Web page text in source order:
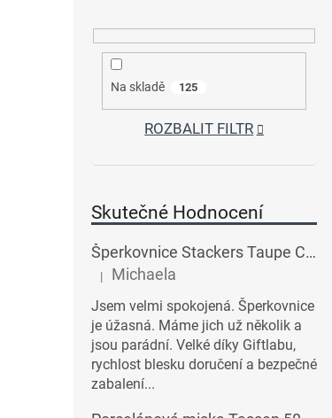
Na skladě 125
ROZBALIT FILTR
Skutečné Hodnocení
Šperkovnice Stackers Taupe Classic Charm Jewellery Box Lid | šedobéžová
Hodnocení produktu je 5 z 5 hvězdiček.
| Michaela
Jsem velmi spokojená. Šperkovnice
je úžasná. Máme jich už několik a
jsou parádní. Velké díky Giftlabu,
rychlost blesku doručení a bezpečné
zabalení...